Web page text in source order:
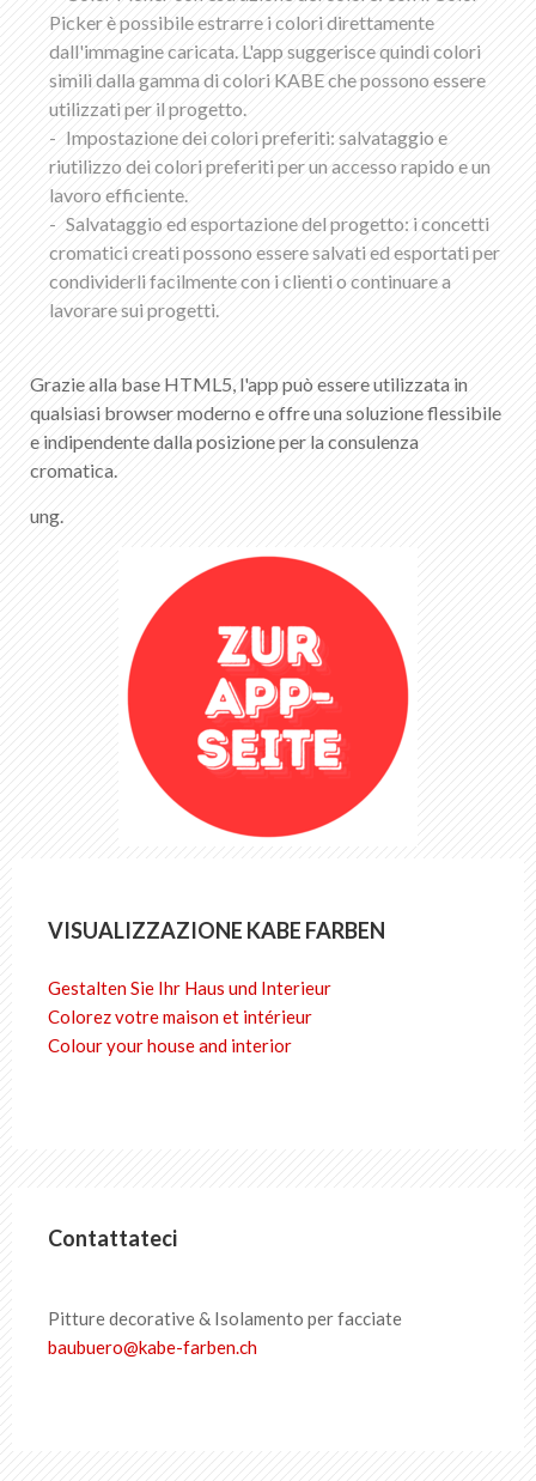
Picker è possibile estrarre i colori direttamente
dall'immagine caricata. L'app suggerisce quindi colori
simili dalla gamma di colori KABE che possono essere
utilizzati per il progetto.
Impostazione dei colori preferiti: salvataggio e
riutilizzo dei colori preferiti per un accesso rapido e un
lavoro efficiente.
Salvataggio ed esportazione del progetto: i concetti
cromatici creati possono essere salvati ed esportati per
condividerli facilmente con i clienti o continuare a
lavorare sui progetti.
Grazie alla base HTML5, l'app può essere utilizzata in
qualsiasi browser moderno e offre una soluzione flessibile
e indipendente dalla posizione per la consulenza
cromatica.
ung.
VISUALIZZAZIONE KABE FARBEN
Gestalten Sie Ihr Haus und Interieur
Colorez votre maison et intérieur
Colour your house and interior
Contattateci
Pitture decorative & Isolamento per facciate
baubuero@kabe-farben.ch